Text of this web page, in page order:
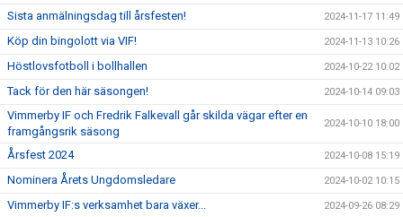
Sista anmälningsdag till årsfesten! 2024-11-17 11:49
Köp din bingolott via VIF! 2024-11-13 10:26
Höstlovsfotboll i bollhallen 2024-10-22 10:02
Tack för den här säsongen! 2024-10-14 09:03
Vimmerby IF och Fredrik Falkevall går skilda vägar efter en
framgångsrik säsong
2024-10-10 18:00
Årsfest 2024 2024-10-08 15:19
Nominera Årets Ungdomsledare 2024-10-02 10:15
Vimmerby IF:s verksamhet bara växer... 2024-09-26 08:29